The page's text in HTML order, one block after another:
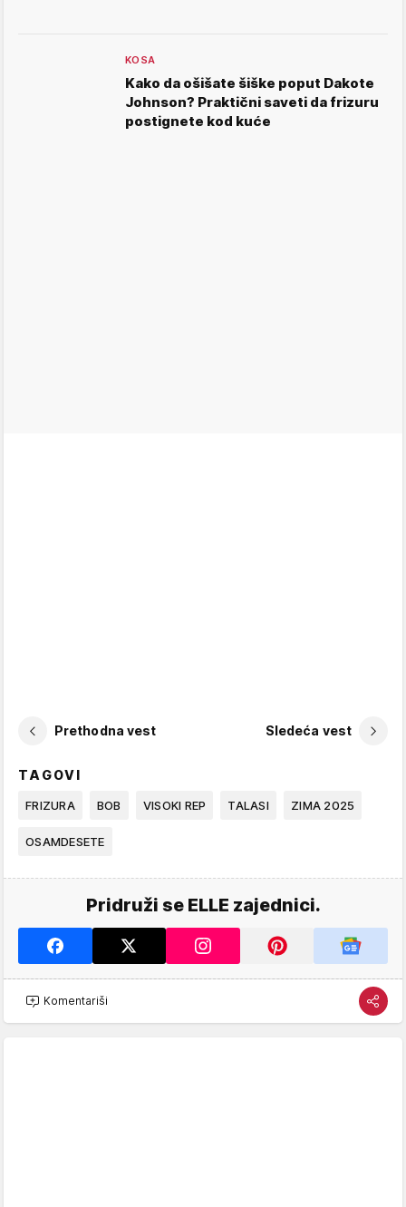
KOSA
Kako da ošišate šiške poput Dakote
Johnson? Praktični saveti da frizuru
postignete kod kuće
Prethodna vest Sledeća vest
TAGOVI
FRIZURA BOB VISOKI REP TALASI ZIMA 2025
OSAMDESETE
Pridruži se ELLE zajednici.
Komentariši